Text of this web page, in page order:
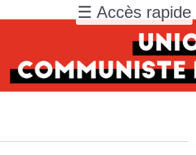
☰ Accès rapide